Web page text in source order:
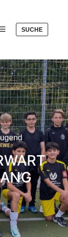
SUCHE